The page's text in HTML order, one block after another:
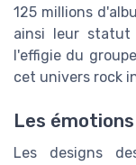
125 millions
ainsi leur
l'effigie du
cet univers rock
Les
Les designs